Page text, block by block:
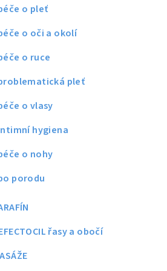
o pleť
o oči a okolí
o ruce
pleť
o vlasy
hygiena
o nohy
porodu
řasy a obočí